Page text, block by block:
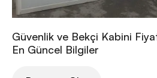
Güvenlik ve Bekçi Kabini
En Güncel Bilgiler